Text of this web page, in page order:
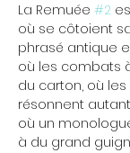
La Remuée #2
où se côtoient
phrasé antique
où les combats
du carton, où
résonnent
où un
à du grand